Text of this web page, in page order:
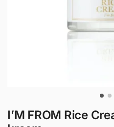
I’M FROM Rice